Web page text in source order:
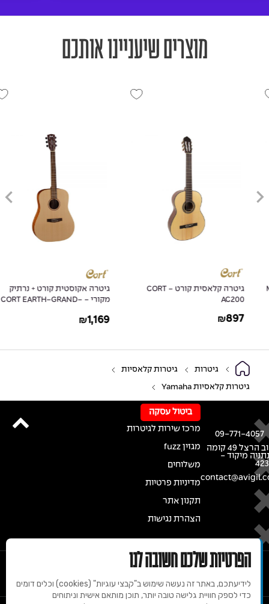
מוצרים שיעניינו אותכם
גיטרה קלאסית קורט - CORT
AC200
₪897
גיטרה אקוסטית קורט + נרתיק
מקורי - CORT EARTH-GRAND-
₪1,169
גיטרות גיטרות קלאסיות
גיטרות קלאסיות Yamaha
רחוב הרצל 49 קומה
מיקוד -
09-771-4057
ביטול עסקה
מרכז שירות לגיטרות
מגזין fuzz
משלוחים
מדיניות פרטיות
תקנון אתר
הצהרת נגישות
הפרטיות שלכם חשובה לנו
לידיעתכם, באתר זה נעשה שימוש ב"קבצי עוגיות" (cookies) וכלים דומים
כדי לספק חוויית גלישה טובה יותר, תוכן מותאם אישית וניתוחים